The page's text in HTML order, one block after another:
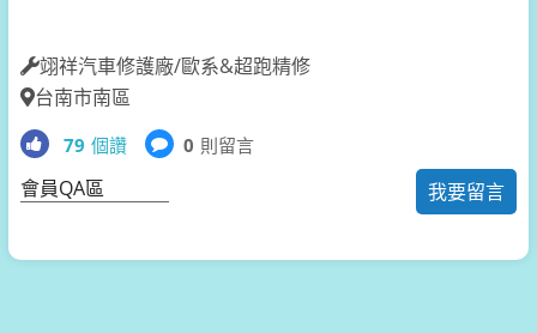
翊祥汽車修護廠/歐系&超跑精修
台南市南區
79 個讚 0 則留言
我要留言
會員QA區